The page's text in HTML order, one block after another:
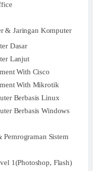
& Jaringan Komputer
Dasar
Lanjut
With Cisco
With Mikrotik
Berbasis Linux
Berbasis Windows
Sistem
1(Photoshop, Flash)